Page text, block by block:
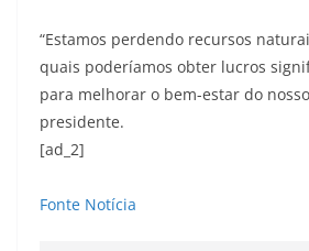
“Estamos perdendo recursos
quais poderíamos obter lucros
para melhorar o bem-estar do
presidente.
[ad_2]
Fonte Notícia